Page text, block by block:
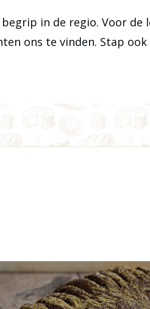
in de regio. Voor
ons te vinden. Stap